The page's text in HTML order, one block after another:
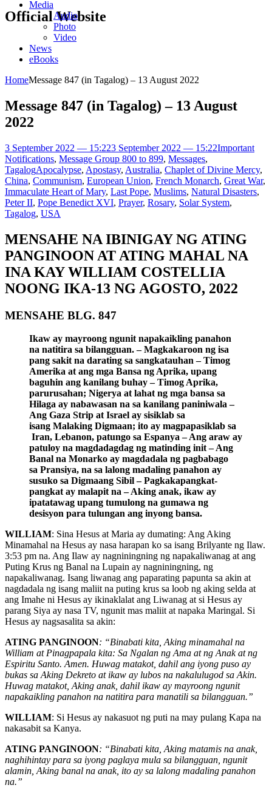
Official Website
Media
Audio
Photo
Video
News
eBooks
HomeMessage 847 (in Tagalog) – 13 August 2022
Message 847 (in Tagalog) – 13 August
2022
3 September 2022 — 15:223 September 2022 — 15:22Important
Notifications, Message Group 800 to 899, Messages,
TagalogApocalypse, Apostasy, Australia, Chaplet of Divine Mercy,
China, Communism, European Union, French Monarch, Great War,
Immaculate Heart of Mary, Last Pope, Muslims, Natural Disasters,
Peter II, Pope Benedict XVI, Prayer, Rosary, Solar System,
Tagalog, USA
MENSAHE NA IBINIGAY NG ATING
PANGINOON AT ATING MAHAL NA
INA KAY WILLIAM COSTELLIA
NOONG IKA-13 NG AGOSTO, 2022
MENSAHE BLG. 847
Ikaw ay mayroong ngunit napakaikling panahon
na natitira sa bilangguan. – Magkakaroon ng isa
pang sakit na darating sa sangkatauhan – Timog
Amerika at ang mga Bansa ng Aprika, upang
baguhin ang kanilang buhay – Timog Aprika,
parurusahan; Nigerya at lahat ng mga bansa sa
Hilaga ay nabawasan na sa kanilang paniniwala –
Ang Gaza Strip at Israel ay sisiklab sa
isang Malaking Digmaan; ito ay magpapasiklab sa
Iran, Lebanon, patungo sa Espanya – Ang araw ay
patuloy na magdadagdag ng matinding init – Ang
Banal na Monarko ay magdadala ng pagbabago
sa Pransiya, na sa lalong madaling panahon ay
susuko sa Digmaang Sibil – Pagkakapangkat-
pangkat ay malapit na – Aking anak, ikaw ay
ipatatawag upang tumulong na gumawa ng
desisyon para tulungan ang inyong bansa.
WILLIAM: Sina Hesus at Maria ay dumating: Ang Aking
Minamahal na Hesus ay nasa harapan ko sa isang Brilyante ng Ilaw.
3:53 pm na. Ang Ilaw ay nagniningning ng napakaliwanag at ang
Puting Krus ng Banal na Lupain ay nagniningning, ng
napakaliwanag. Isang liwanag ang paparating papunta sa akin at
nagdadala ng isang maliit na puting krus sa loob ng aking selda at
ang Imahe ni Hesus ay ikinaklalat ang Liwanag at si Hesus ay
parang Siya ay nasa TV, ngunit mas maliit at napaka Maringal. Si
Hesus ay nagsasalita sa akin:
ATING PANGINOON: “Binabati kita, Aking minamahal na
William at Pinagpapala kita: Sa Ngalan ng Ama at ng Anak at ng
Espiritu Santo. Amen. Huwag matakot, dahil ang iyong puso ay
bukas sa Aking Dekreto at ikaw ay lubos na nakalulugod sa Akin.
Huwag matakot, Aking anak, dahil ikaw ay mayroong ngunit
napakaikling panahon na natitira para manatili sa bilangguan.”
WILLIAM: Si Hesus ay nakasuot ng puti na may pulang Kapa na
nakasabit sa Kanya.
ATING PANGINOON: “Binabati kita, Aking matamis na anak,
naghihintay para sa iyong paglaya mula sa bilangguan, ngunit
alamin, Aking banal na anak, ito ay sa lalong madaling panahon
na.”